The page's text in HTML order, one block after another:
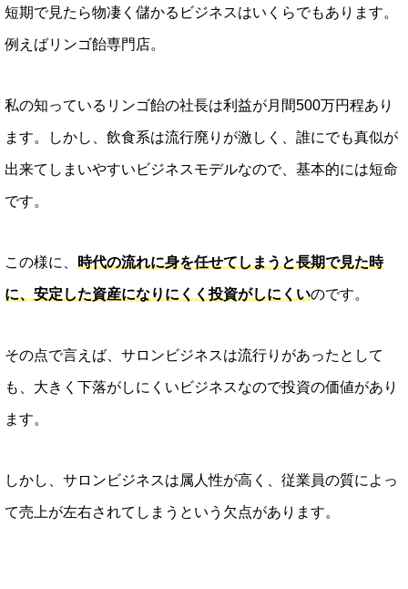
短期で見たら物凄く儲かるビジネスはいくらでもあります。
例えばリンゴ飴専門店。
私の知っているリンゴ飴の社長は利益が月間500万円程あり
ます。しかし、飲食系は流行廃りが激しく、誰にでも真似が
出来てしまいやすいビジネスモデルなので、基本的には短命
です。
この様に、 時代の流れに身を任せてしまうと長期で見た時
に、安定した資産になりにくく投資がしにくいのです。
その点で言えば、サロンビジネスは流行りがあったとして
も、大きく下落がしにくいビジネスなので投資の価値があり
ます。
しかし、サロンビジネスは属人性が高く、従業員の質によっ
て売上が左右されてしまうという欠点があります。